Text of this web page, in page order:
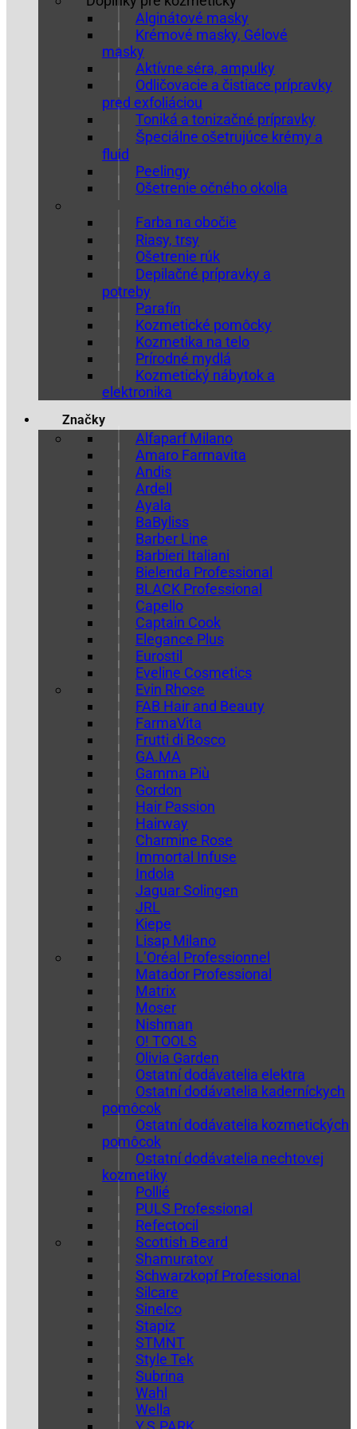
Alginátové masky
Krémové masky, Gélové
masky
Aktívne séra, ampulky
Odličovacie a čistiace prípravky
pred exfoliáciou
Toniká a tonizačné prípravky
Špeciálne ošetrujúce krémy a
fluid
Peelingy
Ošetrenie očného okolia
Farba na obočie
Riasy, trsy
Ošetrenie rúk
Depilačné prípravky a
potreby
Parafín
Kozmetické pomôcky
Kozmetika na telo
Prírodné mydlá
Kozmetický nábytok a
elektronika
Značky
Alfaparf Milano
Amaro Farmavita
Andis
Ardell
Ayala
BaByliss
Barber Line
Barbieri Italiani
Bielenda Professional
BLACK Professional
Capello
Captain Cook
Elegance Plus
Eurostil
Eveline Cosmetics
Evin Rhose
FAB Hair and Beauty
FarmaVita
Frutti di Bosco
GA.MA
Gamma Più
Gordon
Hair Passion
Hairway
Charmine Rose
Immortal Infuse
Indola
Jaguar Solingen
JRL
Kiepe
Lisap Milano
L’Oréal Professionnel
Matador Professional
Matrix
Moser
Nishman
O! TOOLS
Olivia Garden
Ostatní dodávatelia elektra
Ostatní dodávatelia kaderníckych
pomôcok
Ostatní dodávatelia kozmetických
pomôcok
Ostatní dodávatelia nechtovej
kozmetiky
Pollié
PULS Professional
Refectocil
Scottish Beard
Shamuratov
Schwarzkopf Professional
Silcare
Sinelco
Stapiz
STMNT
Style Tek
Subrina
Wahl
Wella